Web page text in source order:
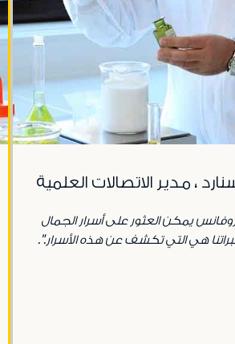
، مدير الاتصالات العلمية
يمكن العثور على أسرار الجمال
هي التي تكشف عن هذه الأسرار.".